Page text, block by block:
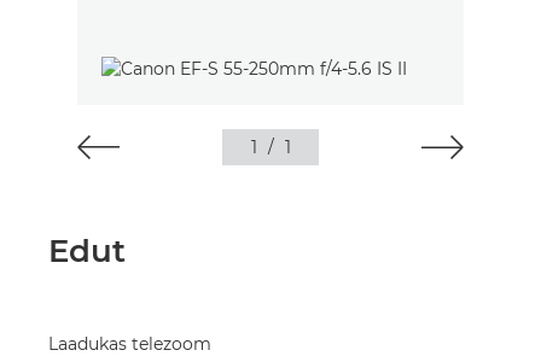
1 / 1
Edut
Laadukas telezoom